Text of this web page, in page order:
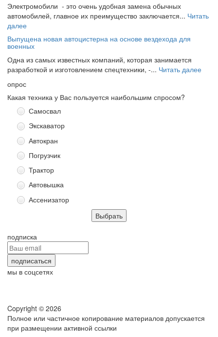
Электромобили - это очень удобная замена обычных
автомобилей, главное их преимущество заключается... Читать
далее
Выпущена новая автоцистерна на основе вездехода для
военных
Одна из самых известных компаний, которая занимается
разработкой и изготовлением спецтехники, -... Читать далее
опрос
Какая техника у Вас пользуется наибольшим спросом?
Самосвал
Экскаватор
Автокран
Погрузчик
Трактор
Автовышка
Ассенизатор
подписка
мы в соцсетях
Copyright © 2026
Полное или частичное копирование материалов допускается
при размещении активной ссылки